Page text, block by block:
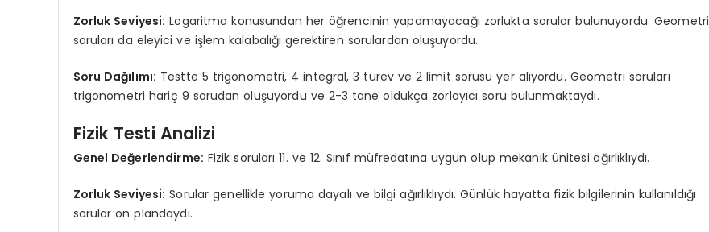
Zorluk Seviyesi: Logaritma konusundan her öğrencinin yapamayacağı zorlukta sorular bulunuyordu. Geometri
soruları da eleyici ve işlem kalabalığı gerektiren sorulardan oluşuyordu.
Soru Dağılımı: Testte 5 trigonometri, 4 integral, 3 türev ve 2 limit sorusu yer alıyordu. Geometri soruları
trigonometri hariç 9 sorudan oluşuyordu ve 2-3 tane oldukça zorlayıcı soru bulunmaktaydı.
Fizik Testi Analizi
Genel Değerlendirme: Fizik soruları 11. ve 12. Sınıf müfredatına uygun olup mekanik ünitesi ağırlıklıydı.
Zorluk Seviyesi: Sorular genellikle yoruma dayalı ve bilgi ağırlıklıydı. Günlük hayatta fizik bilgilerinin kullanıldığı
sorular ön plandaydı.